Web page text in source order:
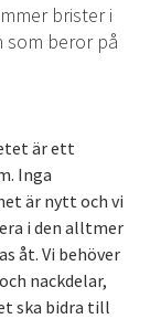
brister i
beror på
är ett
Inga
är nytt och vi
i den alltmer
åt. Vi behöver
nackdelar,
ska bidra till